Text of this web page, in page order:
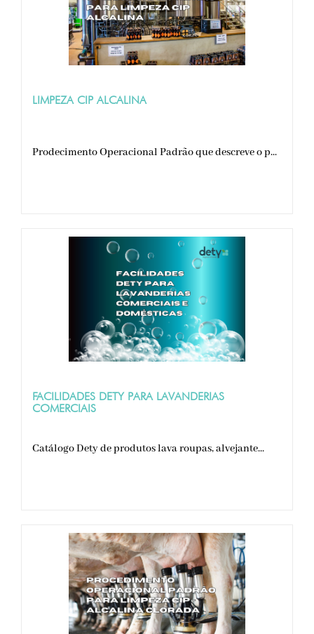
LIMPEZA CIP ALCALINA
Prodecimento Operacional Padrão que descreve o p...
FACILIDADES DETY PARA LAVANDERIAS
COMERCIAIS
Catálogo Dety de produtos lava roupas, alvejante...